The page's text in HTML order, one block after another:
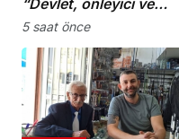
koruyucu
sorumluluklarını yerine
getirmeli”
5 saat önce